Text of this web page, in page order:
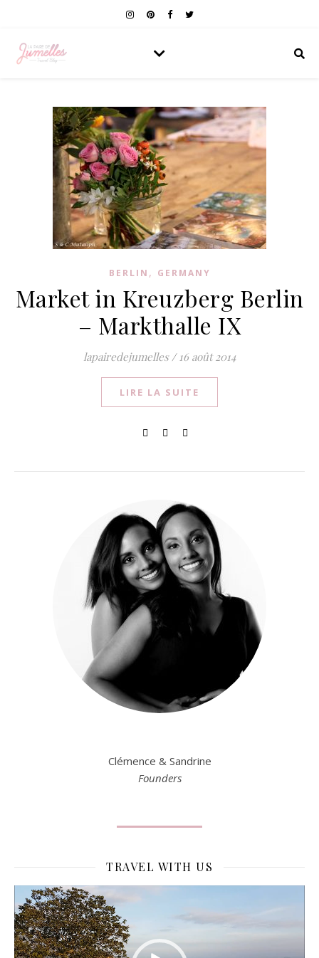
BERLIN , GERMANY
Market in Kreuzberg Berlin
– Markthalle IX
lapairedejumelles / 16 août 2014
LIRE LA SUITE
Clémence & Sandrine
Founders
TRAVEL WITH US
Lecteur
vidéo